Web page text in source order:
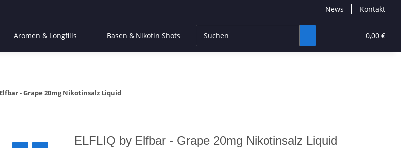
News Kontakt
0,00 €
Aromen & Longfills Basen & Nikotin Shots CBD Products High End
Elfbar - Grape 20mg Nikotinsalz Liquid
ELFLIQ by Elfbar - Grape 20mg Nikotinsalz Liquid